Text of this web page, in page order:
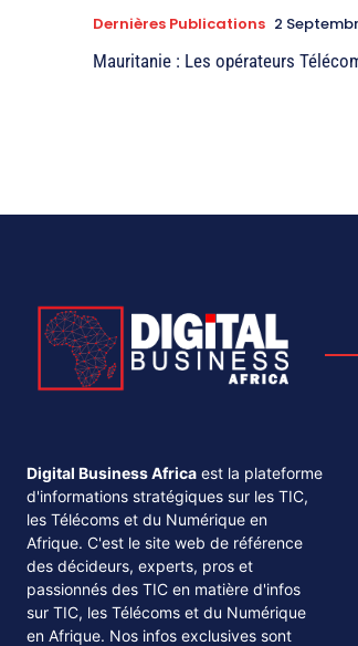
Dernières Publications 2
Mauritanie : Les opérateurs
Digital Business Africa est la plateforme
d'informations stratégiques sur les TIC,
les Télécoms et du Numérique en
Afrique. C'est le site web de référence
des décideurs, experts, pros et
passionnés des TIC en matière d'infos
sur TIC, les Télécoms et du Numérique
en Afrique. Nos infos exclusives sont